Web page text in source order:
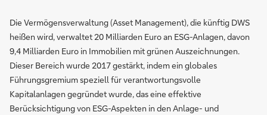
Die Vermögensverwaltung (Asset Management), die künftig DWS
heißen wird, verwaltet 20 Milliarden Euro an ESG-Anlagen, davon
9,4 Milliarden Euro in Immobilien mit grünen Auszeichnungen.
Dieser Bereich wurde 2017 gestärkt, indem ein globales
Führungsgremium speziell für verantwortungsvolle
Kapitalanlagen gegründet wurde, das eine effektive
Berücksichtigung von ESG-Aspekten in den Anlage- und